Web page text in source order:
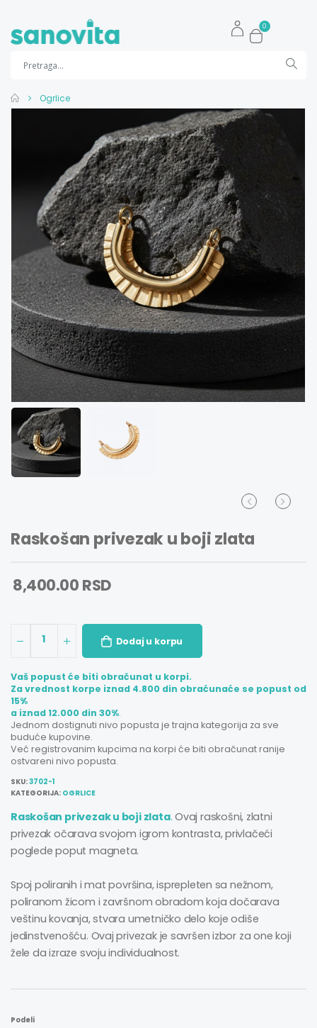
0
Ogrlice
Raskošan privezak u boji zlata
8,400.00 RSD
1 Dodaj u korpu
Vaš popust će biti obračunat u korpi.
Za vrednost korpe iznad 4.800 din obraćunaće se popust od
15%
a iznad 12.000 din 30%.
Jednom dostignuti nivo popusta je trajna kategorija za sve
buduće kupovine.
Već registrovanim kupcima na korpi će biti obračunat ranije
ostvareni nivo popusta.
SKU:3702-1
KATEGORIJA: OGRLICE
Raskošan privezak u boji zlata.Ovaj raskošni, zlatni
privezak očarava svojom igrom kontrasta, privlačeći
poglede poput magneta.
Spoj poliranih i mat površina, isprepleten sa nežnom,
poliranom žicom i završnom obradom koja dočarava
veštinu kovanja, stvara umetničko delo koje odiše
jedinstvenošću. Ovaj privezak je savršen izbor za one koji
žele da izraze svoju individualnost.
Podeli